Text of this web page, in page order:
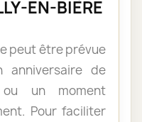
EN-BIÈRE
peut être prévue
anniversaire de
un moment
Pour faciliter